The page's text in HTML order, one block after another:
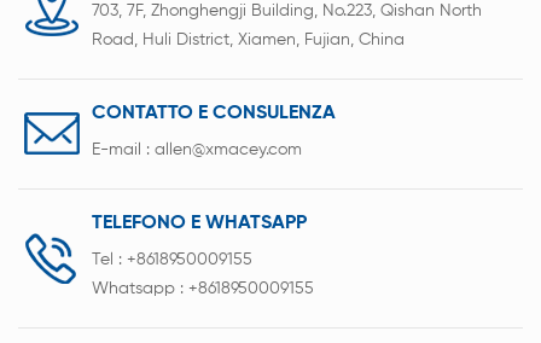
703, 7F, Zhonghengji Building, No.223, Qishan North
Road, Huli District, Xiamen, Fujian, China
CONTATTO E CONSULENZA
E-mail : allen@xmacey.com
TELEFONO E WHATSAPP
Tel : +8618950009155
Whatsapp : +8618950009155